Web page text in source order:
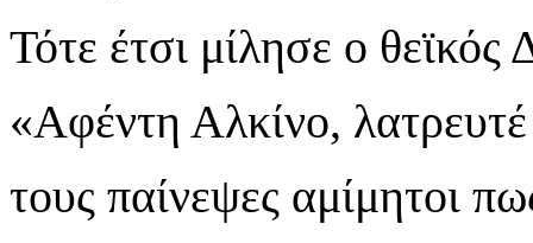
Τότε έτσι μίλησε ο
«Αφέντη Αλκίνο,
τους παίνεψες αμίμητοι